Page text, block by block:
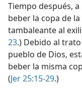
Tiempo después,
beber la copa de la
tambaleante al
23.) Debido al
pueblo de Dios,
beber la misma
(Jer 25:15-29.)